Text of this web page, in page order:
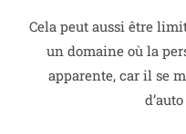
Cela peut aussi être
un domaine où la
apparente, car il se